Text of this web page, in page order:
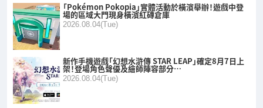
「Pokémon Pokopia」實體活動於橫濱舉辦！遊戲中登
場的區域大門現身橫濱紅磚倉庫
2026.08.04(Tue)
新作手機遊戲「幻想水滸傳 STAR LEAP」確定8月7日上
架！登場角色聲優及繪師陣容部分…
2026.08.04(Tue)